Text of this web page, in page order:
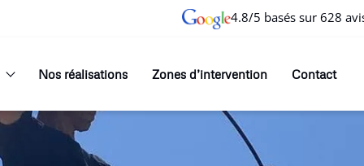
4.8/5 basés sur 628
Nos réalisations Zones d’intervention Contact